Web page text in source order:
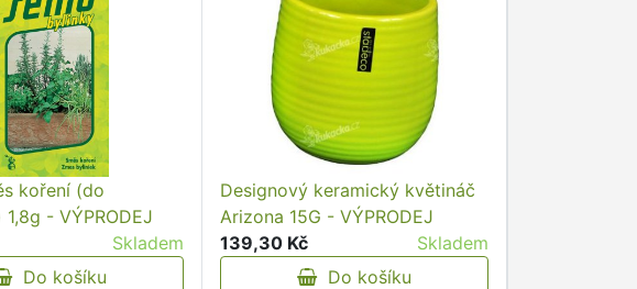
koření (do
- VÝPRODEJ
Skladem
Do košíku
Designový keramický květináč
Arizona 15G - VÝPRODEJ
139,30 Kč
Skladem
Do košíku